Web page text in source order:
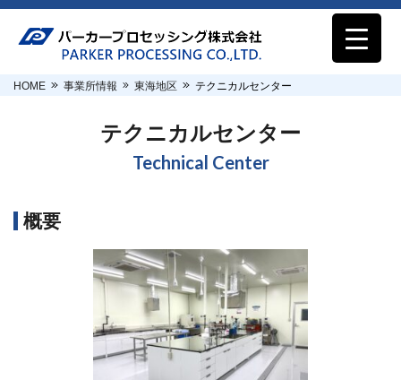
HOME 事業所情報 東海地区 テクニカルセンター
テクニカルセンター
Technical Center
概要